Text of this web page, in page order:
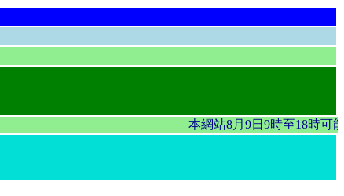
本網站8月9日9時至18